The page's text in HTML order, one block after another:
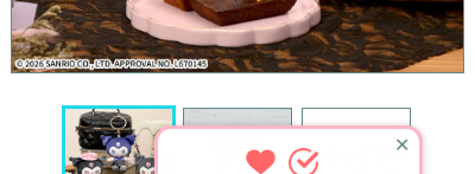
✕